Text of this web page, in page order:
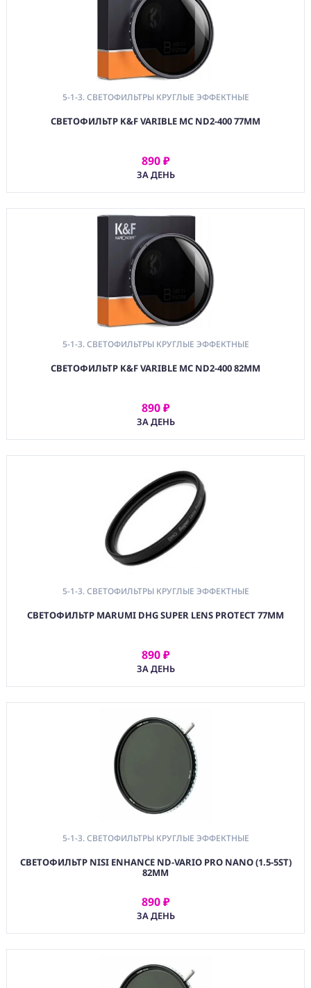
5-1-3. СВЕТОФИЛЬТРЫ КРУГЛЫЕ ЭФФЕКТНЫЕ
СВЕТОФИЛЬТР K&F VARIBLE MC ND2-400 77ММ
890 ₽
ЗА ДЕНЬ
АРЕНДОВАТЬ
5-1-3. СВЕТОФИЛЬТРЫ КРУГЛЫЕ ЭФФЕКТНЫЕ
СВЕТОФИЛЬТР K&F VARIBLE MC ND2-400 82ММ
890 ₽
ЗА ДЕНЬ
АРЕНДОВАТЬ
5-1-3. СВЕТОФИЛЬТРЫ КРУГЛЫЕ ЭФФЕКТНЫЕ
СВЕТОФИЛЬТР MARUMI DHG SUPER LENS PROTECT 77MM
890 ₽
ЗА ДЕНЬ
АРЕНДОВАТЬ
5-1-3. СВЕТОФИЛЬТРЫ КРУГЛЫЕ ЭФФЕКТНЫЕ
СВЕТОФИЛЬТР NISI ENHANCE ND-VARIO PRO NANO (1.5-5ST)
82MM
890 ₽
ЗА ДЕНЬ
АРЕНДОВАТЬ